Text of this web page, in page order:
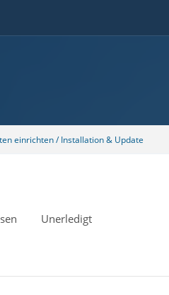
einrichten / Installation & Update
Unerledigt